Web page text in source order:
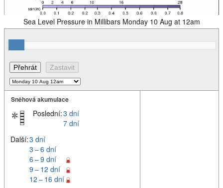
Sea Level Pressure in Millibars Monday 10 Aug at 12am
Sněhová akumulace
Poslední:3 dní
7 dní
Další:3 dní
3 – 6 dní
6 – 9 dní
9 – 12 dní
12 – 16 dní